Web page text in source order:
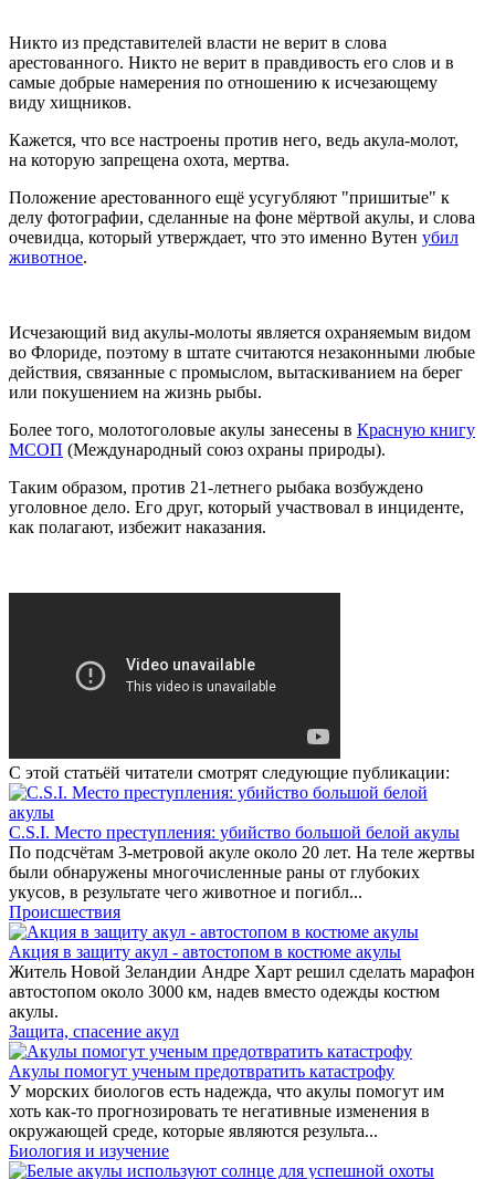
Никто из представителей власти не верит в слова
арестованного. Никто не верит в правдивость его слов и в
самые добрые намерения по отношению к исчезающему
виду хищников.
Кажется, что все настроены против него, ведь акула-молот,
на которую запрещена охота, мертва.
Положение арестованного ещё усугубляют "пришитые" к
делу фотографии, сделанные на фоне мёртвой акулы, и слова
очевидца, который утверждает, что это именно Вутен убил
животное.
Исчезающий вид акулы-молоты является охраняемым видом
во Флориде, поэтому в штате считаются незаконными любые
действия, связанные с промыслом, вытаскиванием на берег
или покушением на жизнь рыбы.
Более того, молотоголовые акулы занесены в Красную книгу
МСОП (Международный союз охраны природы).
Таким образом, против 21-летнего рыбака возбуждено
уголовное дело. Его друг, который участвовал в инциденте,
как полагают, избежит наказания.
С этой статьёй читатели смотрят следующие публикации:
C.S.I. Место преступления: убийство большой белой акулы
По подсчётам 3-метровой акуле около 20 лет. На теле жертвы
были обнаружены многочисленные раны от глубоких
укусов, в результате чего животное и погибл...
Происшествия
Акция в защиту акул - автостопом в костюме акулы
Житель Новой Зеландии Андре Харт решил сделать марафон
автостопом около 3000 км, надев вместо одежды костюм
акулы.
Защита, спасение акул
Акулы помогут ученым предотвратить катастрофу
У морских биологов есть надежда, что акулы помогут им
хоть как-то прогнозировать те негативные изменения в
окружающей среде, которые являются результа...
Биология и изучение